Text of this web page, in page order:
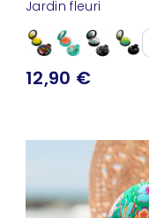
Jardin fleuri
12,90 €